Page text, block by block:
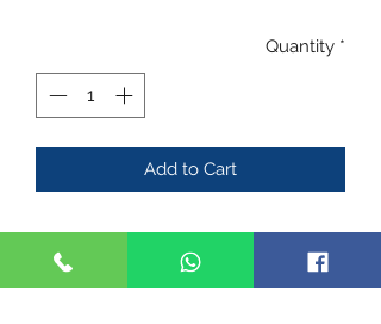
Quantity *
Add to Cart
- סכין תוצרת MAM איכותי, עשוי מחומרים
משובחים